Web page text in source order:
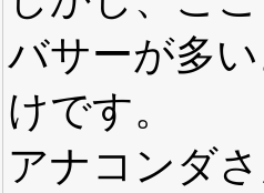
バサーが多
けです。
アナコンダ